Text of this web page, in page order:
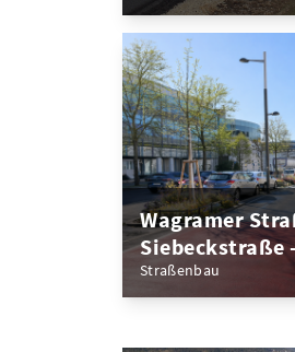
Wagramer
Siebeckstraße
Straßenbau